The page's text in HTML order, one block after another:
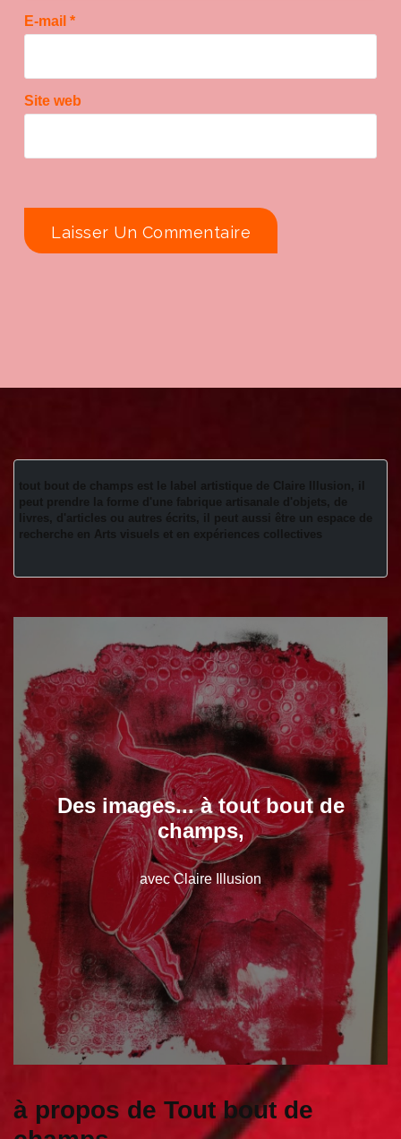
E-mail *
Site web
tout bout de champs est le label artistique de Claire Illusion, il
peut prendre la forme d'une fabrique artisanale d'objets, de
livres, d'articles ou autres écrits, il peut aussi être un espace de
recherche en Arts visuels et en expériences collectives
Des images... à tout bout de
champs,
avec Claire Illusion
à propos de Tout bout de